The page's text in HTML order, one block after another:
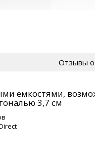
Отзывы о
емкостями,
3,7 см